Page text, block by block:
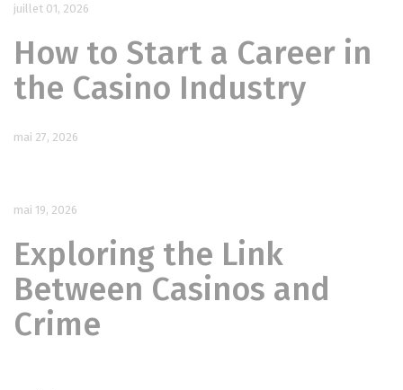
juillet 01, 2026
How to Start a Career in
the Casino Industry
mai 27, 2026
mai 19, 2026
Exploring the Link
Between Casinos and
Crime